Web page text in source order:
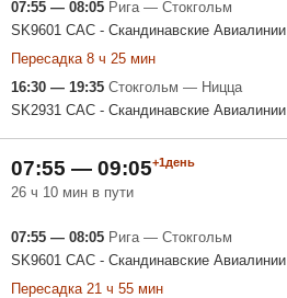
07:55 — 08:05 Рига — Стокгольм
SK9601 САС - Скандинавские Авиалинии
Пересадка 8 ч 25 мин
16:30 — 19:35 Стокгольм — Ницца
SK2931 САС - Скандинавские Авиалинии
07:55 — 09:05+1день
26 ч 10 мин в пути
07:55 — 08:05 Рига — Стокгольм
SK9601 САС - Скандинавские Авиалинии
Пересадка 21 ч 55 мин